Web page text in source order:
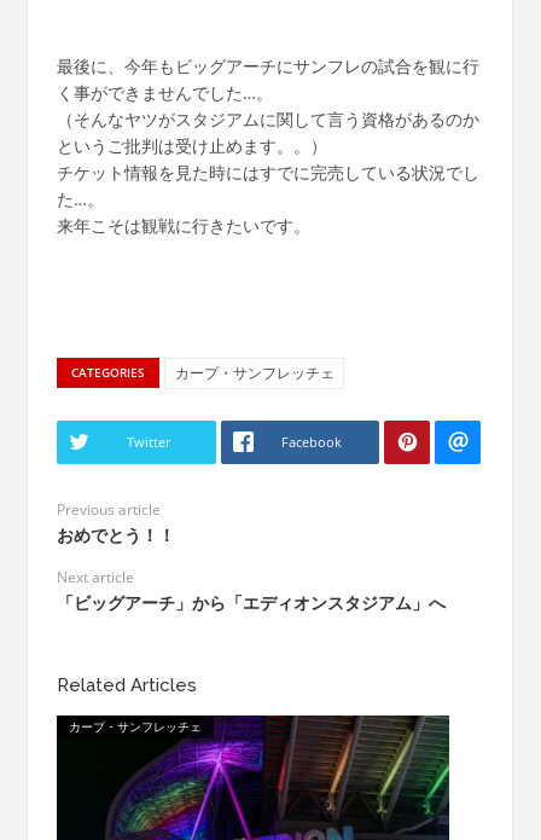
最後に、今年もビッグアーチにサンフレの試合を観に行
く事ができませんでした…。
（そんなヤツがスタジアムに関して言う資格があるのか
というご批判は受け止めます。。）
チケット情報を見た時にはすでに完売している状況でし
た…。
来年こそは観戦に行きたいです。
CATEGORIES カープ・サンフレッチェ
Twitter Facebook
Previous article
おめでとう！！
Next article
「ビッグアーチ」から「エディオンスタジアム」へ
Related Articles
カープ・サンフレッチェ